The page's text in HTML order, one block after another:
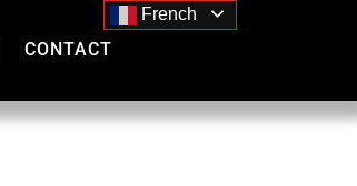
CONTACT
French